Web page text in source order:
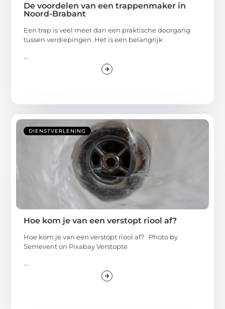
De voordelen van een trappenmaker in
Noord-Brabant
Een trap is veel meer dan een praktische doorgang
tussen verdiepingen. Het is een belangrijk
...
DIENSTVERLENING
Hoe kom je van een verstopt riool af?
Hoe kom je van een verstopt riool af? ‍Photo by
Semevent on Pixabay Verstopte
...